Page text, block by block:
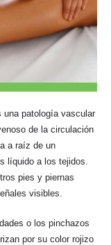
una patología vascular
de la circulación
a raíz de un
líquido a los tejidos.
pies y piernas
visibles.
o los pinchazos
por su color rojizo